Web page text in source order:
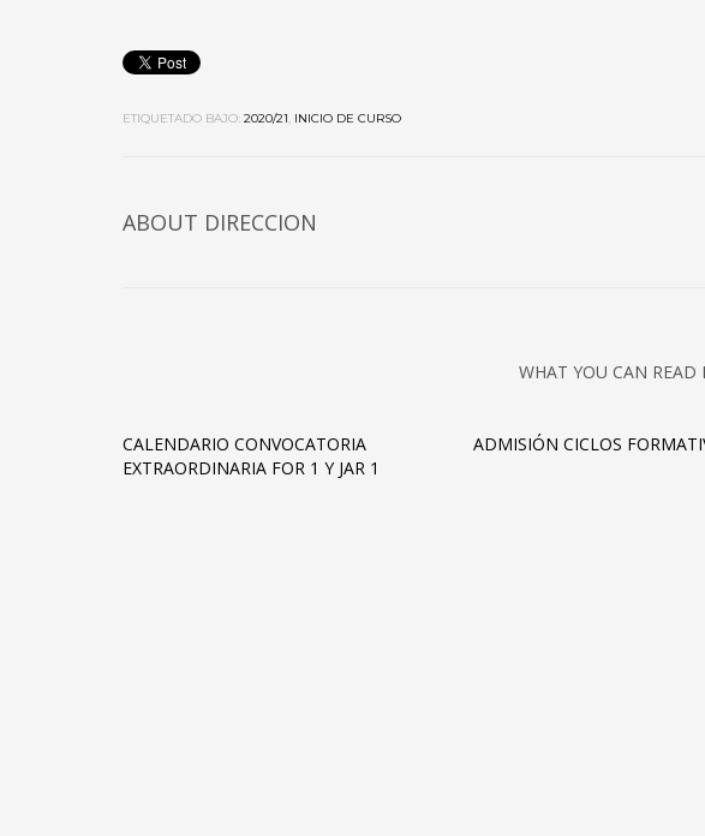
ETIQUETADO BAJO: 2020/21, INICIO DE CURSO
ABOUT DIRECCION
WHAT YOU CAN READ
CALENDARIO CONVOCATORIA
EXTRAORDINARIA FOR 1 Y JAR 1
ADMISIÓN CICLOS